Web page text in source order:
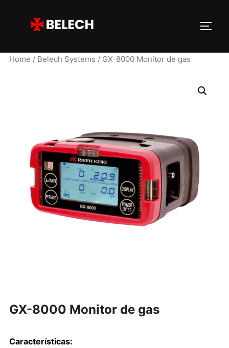
Home / Belech Systems / GX-8000 Monitor de gas
GX-8000 Monitor de gas
Características: